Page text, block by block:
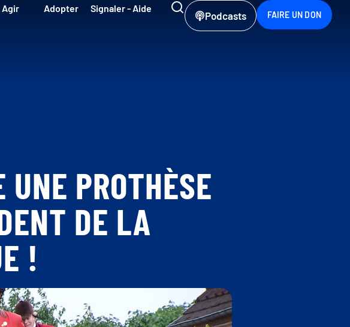
Agir Adopter Signaler - Aide
Podcasts FAIRE UN DON
PROTHÈSE
DE LA
!